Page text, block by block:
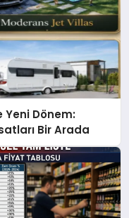
Yeni Dönem:
Bir Arada